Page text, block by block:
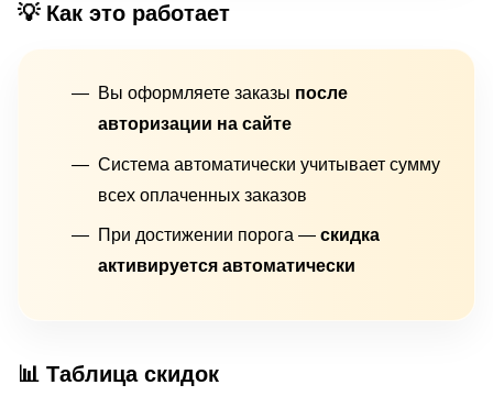
💡 Как это работает
Вы оформляете заказы после
авторизации на сайте
Система автоматически учитывает сумму
всех оплаченных заказов
При достижении порога — скидка
активируется автоматически
📊 Таблица скидок